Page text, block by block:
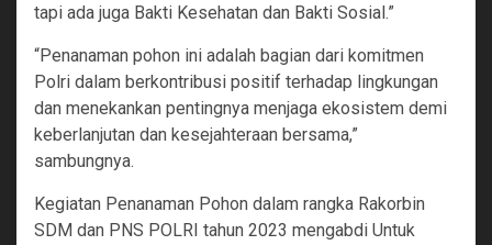
tapi ada juga Bakti Kesehatan dan Bakti Sosial.”
“Penanaman pohon ini adalah bagian dari komitmen
Polri dalam berkontribusi positif terhadap lingkungan
dan menekankan pentingnya menjaga ekosistem demi
keberlanjutan dan kesejahteraan bersama,”
sambungnya.
Kegiatan Penanaman Pohon dalam rangka Rakorbin
SDM dan PNS POLRI tahun 2023 mengabdi Untuk